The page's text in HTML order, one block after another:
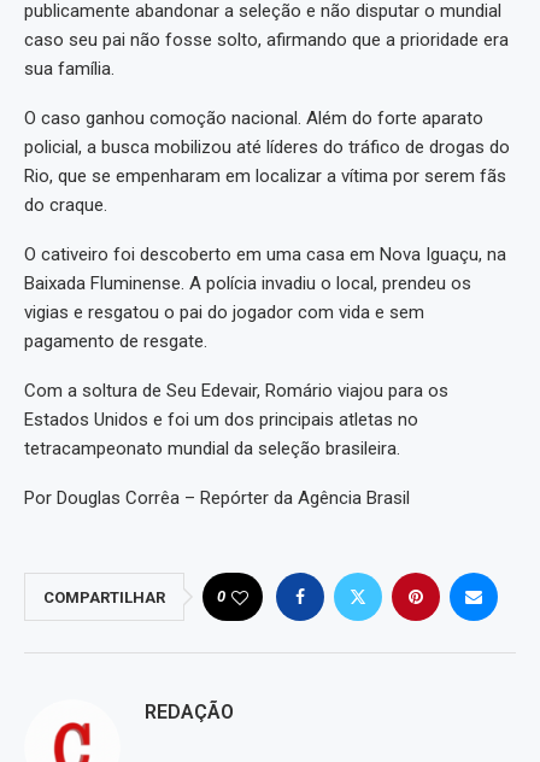
publicamente abandonar a seleção e não disputar o mundial
caso seu pai não fosse solto, afirmando que a prioridade era
sua família.
O caso ganhou comoção nacional. Além do forte aparato
policial, a busca mobilizou até líderes do tráfico de drogas do
Rio, que se empenharam em localizar a vítima por serem fãs
do craque.
O cativeiro foi descoberto em uma casa em Nova Iguaçu, na
Baixada Fluminense. A polícia invadiu o local, prendeu os
vigias e resgatou o pai do jogador com vida e sem
pagamento de resgate.
Com a soltura de Seu Edevair, Romário viajou para os
Estados Unidos e foi um dos principais atletas no
tetracampeonato mundial da seleção brasileira.
Por Douglas Corrêa – Repórter da Agência Brasil
COMPARTILHAR 0
REDAÇÃO